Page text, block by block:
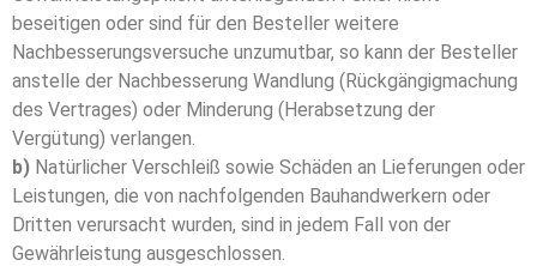
beseitigen oder sind für den Besteller weitere
Nachbesserungsversuche unzumutbar, so kann der Besteller
an­stel­­le der Nachbesserung Wandlung (Rückgängigmachung
des Vertrages) oder Minderung (Herabsetzung der
Vergütung) verlangen.
b) Natürlicher Verschleiß sowie Schäden an Lieferungen oder
Leistungen, die von nachfolgenden Bauhandwerkern oder
Dritten verursacht wurden, sind in jedem Fall von der
Gewährleistung ausgeschlossen.